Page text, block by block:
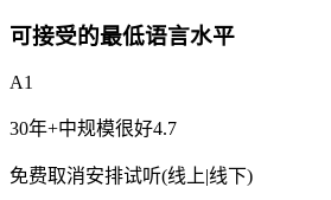
可接受的最低语言水平
A1
30年+中规模很好4.7
免费取消安排试听(线上|线下)